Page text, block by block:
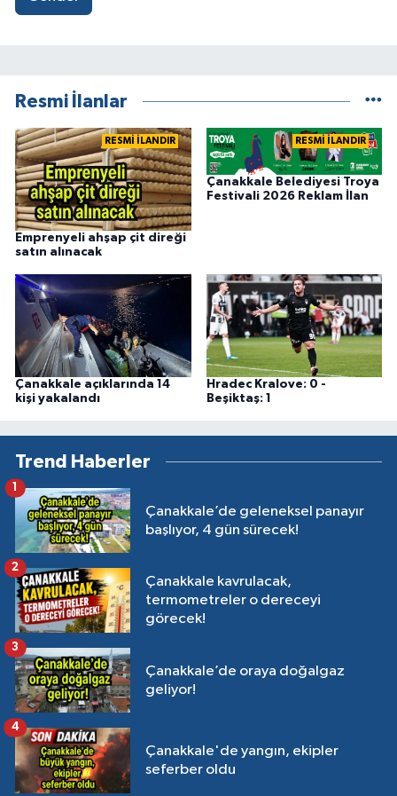
Resmi İlanlar
RESMİ İLANDIR
Emprenyeli ahşap çit direği
satın alınacak
RESMİ İLANDIR
Çanakkale Belediyesi Troya
Festivali 2026 Reklam İlan
Çanakkale açıklarında 14
kişi yakalandı
Hradec Kralove: 0 -
Beşiktaş: 1
Trend Haberler
Çanakkale’de geleneksel panayır
başlıyor, 4 gün sürecek!
Çanakkale kavrulacak,
termometreler o dereceyi
görecek!
2
Çanakkale’de oraya doğalgaz
geliyor!
3
Çanakkale'de yangın, ekipler
seferber oldu
4